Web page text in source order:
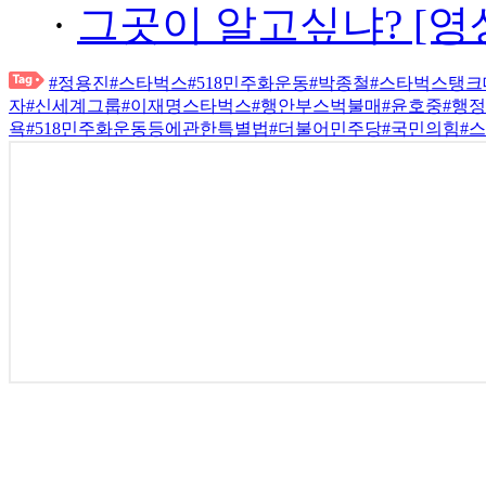
· 그곳이 알고싶냐? [
#정용진#스타벅스#518민주화운동#박종철#스타벅스탱
자#신세계그룹#이재명스타벅스#행안부스벅불매#윤호중#행
욕#518민주화운동등에관한특별법#더불어민주당#국민의힘#